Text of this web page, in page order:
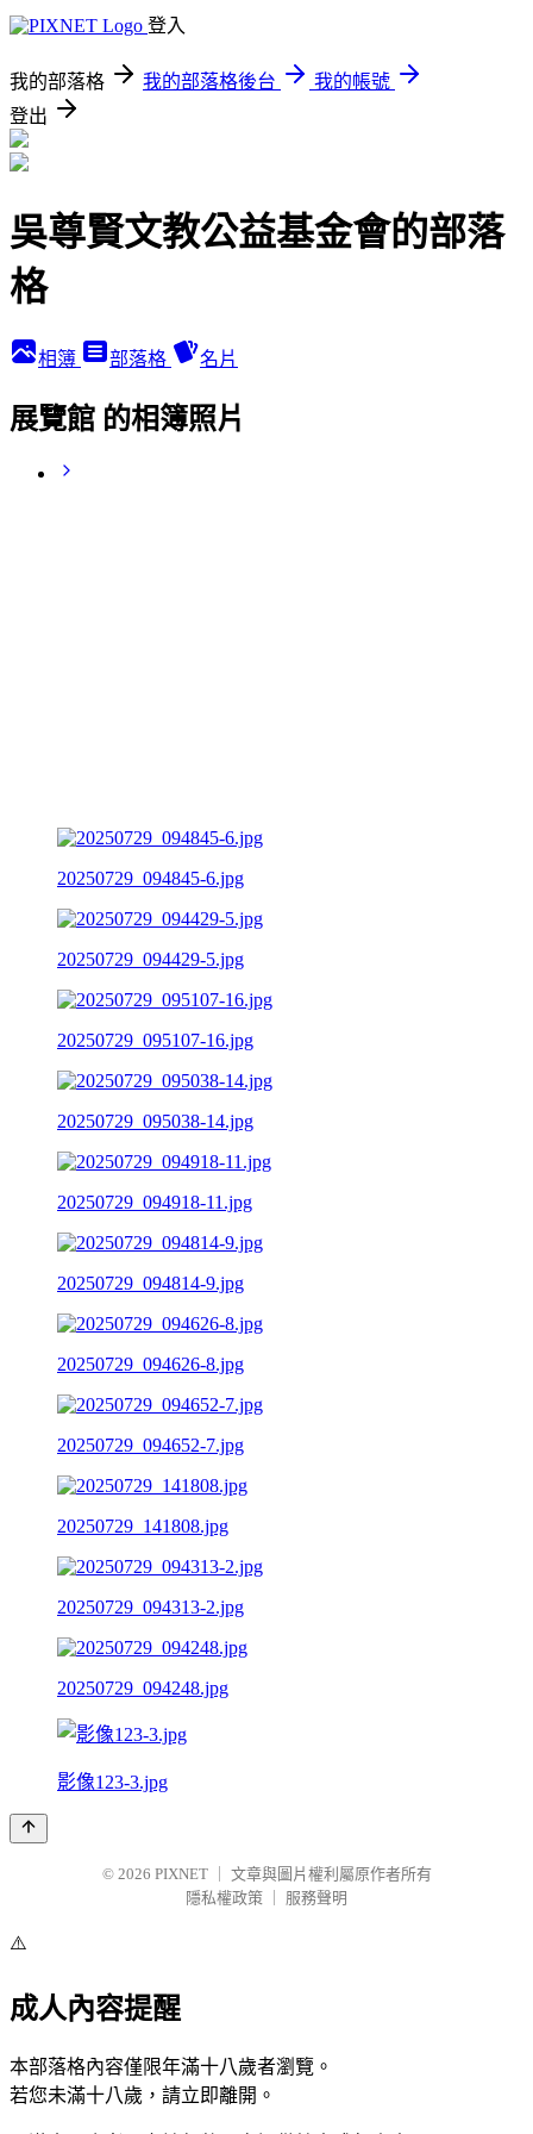
登入
我的部落格 我的部落格後台
我的帳號
登出
吳尊賢文教公益基金會的部落
格
相簿 部落格 名片
展覽館 的相簿照片
20250729_094845-6.jpg
20250729_094429-5.jpg
20250729_095107-16.jpg
20250729_095038-14.jpg
20250729_094918-11.jpg
20250729_094814-9.jpg
20250729_094626-8.jpg
20250729_094652-7.jpg
20250729_141808.jpg
20250729_094313-2.jpg
20250729_094248.jpg
影像123-3.jpg
© 2026 PIXNET
文章與圖片權利屬原作者所有
隱私權政策
服務聲明
⚠️
成人內容提醒
本部落格內容僅限年滿十八歲者瀏覽。
若您未滿十八歲，請立即離開。